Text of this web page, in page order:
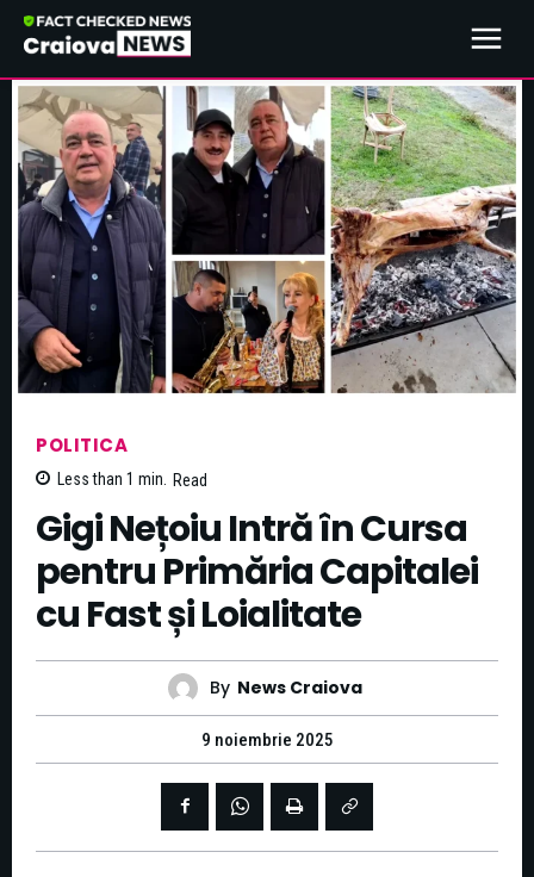
POLITICA
Less than 1 min. Read
Gigi Nețoiu Intră în Cursa
pentru Primăria Capitalei
cu Fast și Loialitate
By News Craiova
9 noiembrie 2025